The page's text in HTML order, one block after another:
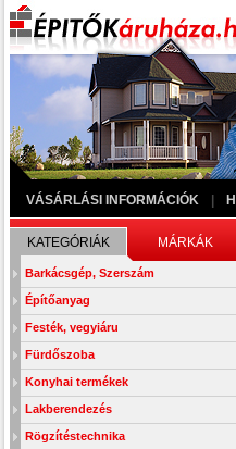
VÁSÁRLÁSI INFORMÁCIÓK
KATEGÓRIÁK MÁRKÁK
Barkácsgép, Szerszám
Építőanyag
Festék, vegyiáru
Fürdőszoba
Konyhai termékek
Lakberendezés
Rögzítéstechnika